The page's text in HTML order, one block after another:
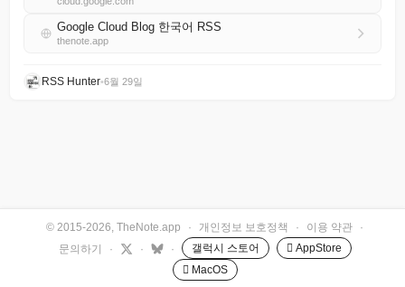
Google Cloud Blog 한국어 RSS
thenote.app
RSS Hunter•6월 29일
© 2015-2026, TheNote.app · 개인정보 보호정책 · 이용 약관
·
문의하기
· · · 갤럭시 스토어
 AppStore
 MacOS